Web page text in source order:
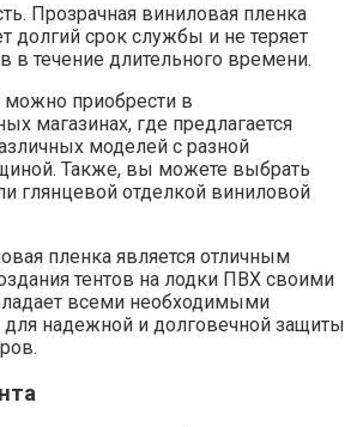
Прозрачная виниловая пленка
долгий срок службы и не теряет
в течение длительного времени.
приобрести в
магазинах, где предлагается
моделей с разной
Также, вы можете выбрать
глянцевой отделкой виниловой
пленка является отличным
тентов на лодки ПВХ своими
всеми необходимыми
для надежной и долговечной защиты